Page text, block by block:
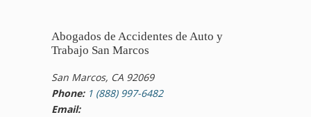
Abogados de Accidentes de Auto y
Trabajo San Marcos
San Marcos, CA 92069
Phone: 1 (888) 997-6482
Email: